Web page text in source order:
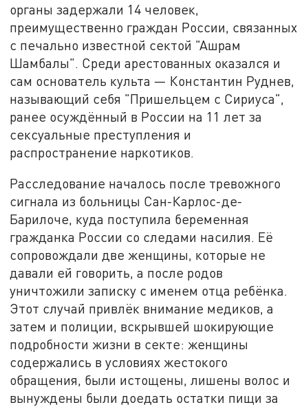
органы задержали 14 человек,
преимущественно граждан России, связанных
с печально известной сектой "Ашрам
Шамбалы". Среди арестованных оказался и
сам основатель культа — Константин Руднев,
называющий себя "Пришельцем с Сириуса",
ранее осуждённый в России на 11 лет за
сексуальные преступления и
распространение наркотиков.
Расследование началось после тревожного
сигнала из больницы Сан-Карлос-де-
Барилоче, куда поступила беременная
гражданка России со следами насилия. Её
сопровождали две женщины, которые не
давали ей говорить, а после родов
уничтожили записку с именем отца ребёнка.
Этот случай привлёк внимание медиков, а
затем и полиции, вскрывшей шокирующие
подробности жизни в секте: женщины
содержались в условиях жестокого
обращения, были истощены, лишены волос и
вынуждены были доедать остатки пищи за